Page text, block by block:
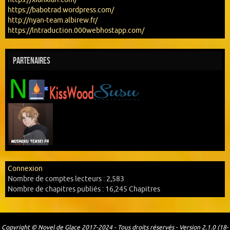
https://babotrad.wordpress.com/
http://nyan-team.albirew.fr/
https://lntraduction.000webhostapp.com/
Partenaires
Connexion
Nombre de comptes lecteurs : 2,583
Nombre de chapitres publiés : 16,245 Chapitres
Copyright © Novel de Glace 2017-2024 - Tous droits réservés - Version 2.1.0 (18-